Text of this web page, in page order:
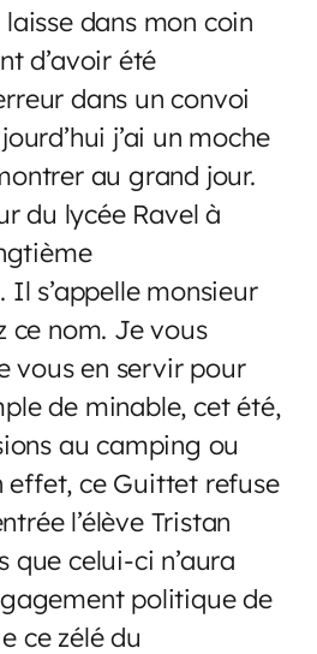
dans mon coin
d’avoir été
dans un convoi
j’ai un moche
au grand jour.
du lycée Ravel à
Il s’appelle monsieur
ce nom. Je vous
vous en servir pour
de minable, cet été,
au camping ou
effet, ce Guittet refuse
l’élève Tristan
que celui-ci n’aura
politique de
ce zélé du